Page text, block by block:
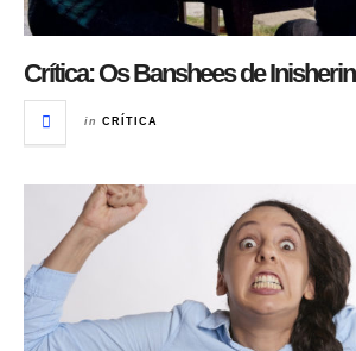
Crítica: Os Banshees de Inisherin
in CRÍTICA